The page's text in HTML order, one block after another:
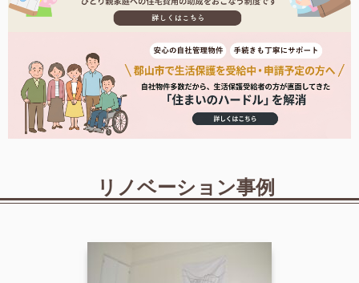
リノベーション事例